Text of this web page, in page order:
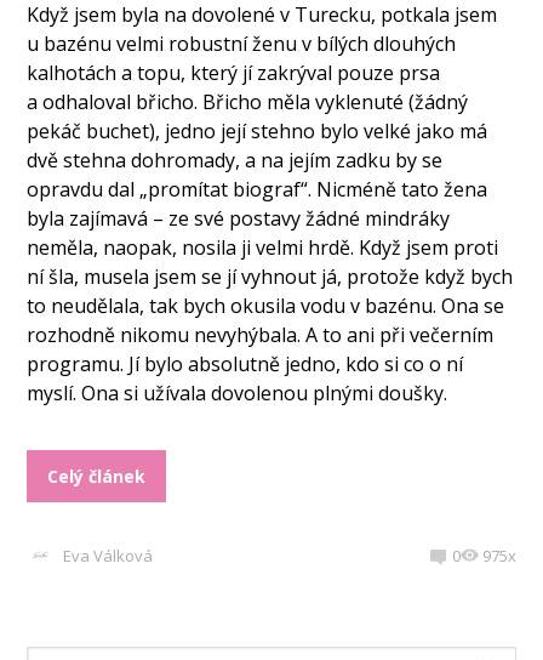
Když jsem byla na dovolené v Turecku, potkala jsem
u bazénu velmi robustní ženu v bílých dlouhých
kalhotách a topu, který jí zakrýval pouze prsa
a odhaloval břicho. Břicho měla vyklenuté (žádný
pekáč buchet), jedno její stehno bylo velké jako má
dvě stehna dohromady, a na jejím zadku by se
opravdu dal „promítat biograf“. Nicméně tato žena
byla zajímavá – ze své postavy žádné mindráky
neměla, naopak, nosila ji velmi hrdě. Když jsem proti
ní šla, musela jsem se jí vyhnout já, protože když bych
to neudělala, tak bych okusila vodu v bazénu. Ona se
rozhodně nikomu nevyhýbala. A to ani při večerním
programu. Jí bylo absolutně jedno, kdo si co o ní
myslí. Ona si užívala dovolenou plnými doušky.
Celý článek
Eva Válková 0 975x